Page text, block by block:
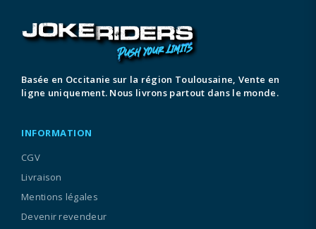
Basée en Occitanie sur la région Toulousaine, Vente en
ligne uniquement. Nous livrons partout dans le monde.
INFORMATION
CGV
Livraison
Mentions légales
Devenir revendeur